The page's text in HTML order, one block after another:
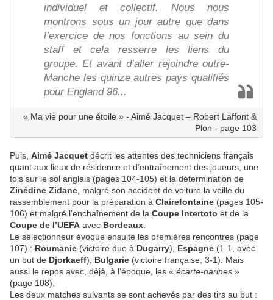
individuel et collectif. Nous nous
montrons sous un jour autre que dans
l’exercice de nos fonctions au sein du
staff et cela resserre les liens du
groupe. Et avant d’aller rejoindre outre-
Manche les quinze autres pays qualifiés
pour England 96...
« Ma vie pour une étoile » - Aimé Jacquet – Robert Laffont &
Plon - page 103
Puis, Aimé Jacquet décrit les attentes des techniciens français
quant aux lieux de résidence et d’entraînement des joueurs, une
fois sur le sol anglais (pages 104-105) et la détermination de
Zinédine Zidane , malgré son accident de voiture la veille du
rassemblement pour la préparation à Clairefontaine (pages 105-
106) et malgré l’enchaînement de la Coupe Intertoto et de la
Coupe de l’UEFA avec Bordeaux
Le sélectionneur évoque ensuite les premières rencontres (page
107) : Roumanie (victoire due à Dugarry), Espagne (1-1, avec
un but de Djorkaeff), Bulgarie (victoire française, 3-1). Mais
aussi le repos avec, déjà, à l’époque, les « écarte-narines »
(page 108).
Les deux matches suivants se sont achevés par des tirs au but :